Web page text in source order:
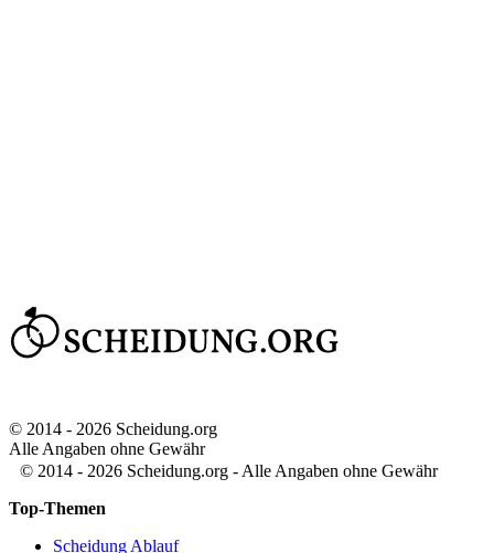
© 2014 - 2026 Scheidung.org
Alle Angaben ohne Gewähr
© 2014 - 2026 Scheidung.org - Alle Angaben ohne Gewähr
Top-Themen
Scheidung Ablauf